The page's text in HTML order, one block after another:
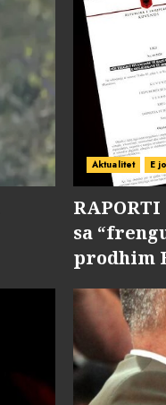
Aktualitet E
sa
prodhim